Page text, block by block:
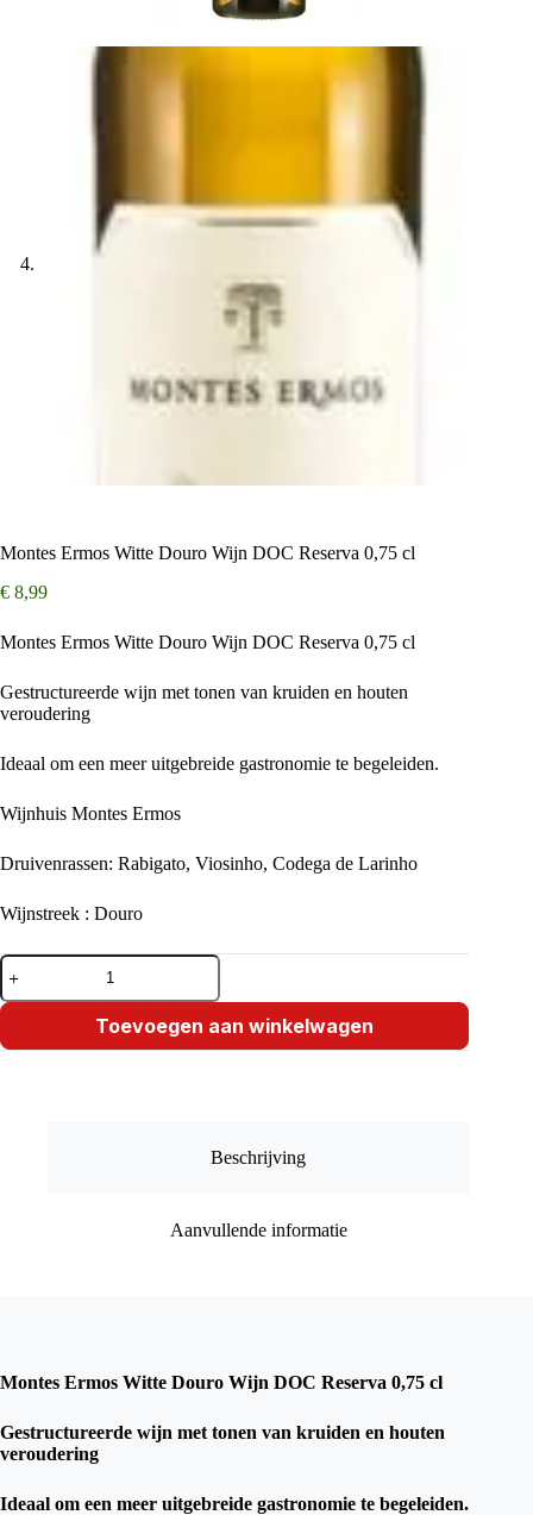
Montes Ermos Witte Douro Wijn DOC Reserva 0,75 cl
€ 8,99
Montes Ermos Witte Douro Wijn DOC Reserva 0,75 cl
Gestructureerde wijn met tonen van kruiden en houten
veroudering
Ideaal om een ​​meer uitgebreide gastronomie te begeleiden.
Wijnhuis Montes Ermos
Druivenrassen: Rabigato, Viosinho, Codega de Larinho
Wijnstreek : Douro
Montes
Ermos
Witte
Wijn
Toevoegen aan winkelwagen
Beschrijving
Aanvullende informatie
Montes Ermos Witte Douro Wijn DOC Reserva 0,75 cl
Gestructureerde wijn met tonen van kruiden en houten
veroudering
Ideaal om een ​​meer uitgebreide gastronomie te begeleiden.